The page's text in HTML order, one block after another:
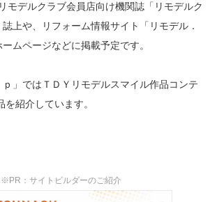
モデルクラブ会員店向け機関誌「リモデルク
上や、リフォーム情報サイト「リモデル．
ームページなどに掲載予定です。
」ではＴＤＹリモデルスマイル作品コンテ
紹介しています。
※PR：サイトビルダーのご紹介